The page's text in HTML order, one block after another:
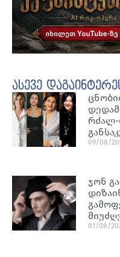
ასევე
09/08/
ჯონ
01/08/